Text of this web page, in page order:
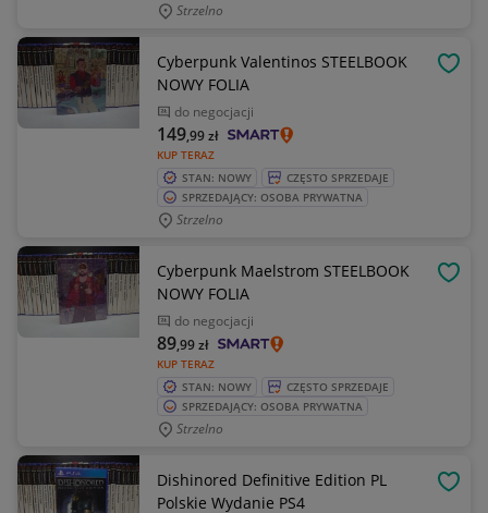
Strzelno
Cyberpunk Valentinos STEELBOOK
NOWY FOLIA
do negocjacji
KUP TERAZ
149,99zł
STAN: NOWY
CZĘSTO SPRZEDAJE
SPRZEDAJĄCY: OSOBA PRYWATNA
Strzelno
Cyberpunk Maelstrom STEELBOOK
NOWY FOLIA
do negocjacji
KUP TERAZ
89,99zł
STAN: NOWY
CZĘSTO SPRZEDAJE
SPRZEDAJĄCY: OSOBA PRYWATNA
Strzelno
Dishinored Definitive Edition PL
Polskie Wydanie PS4